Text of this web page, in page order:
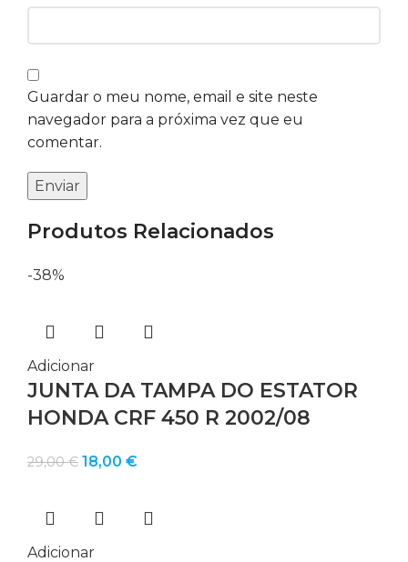
Guardar o meu nome, email e site neste
navegador para a próxima vez que eu
comentar.
Produtos Relacionados
-38%
Adicionar
JUNTA DA TAMPA DO ESTATOR
HONDA CRF 450 R 2002/08
29,00€ O
era:
29,00 €.
18,00 €O
é:
Adicionar